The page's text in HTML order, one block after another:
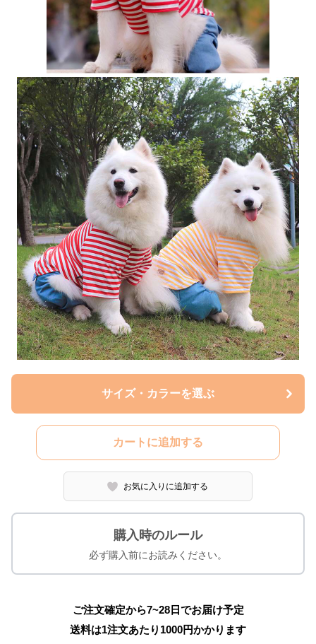
サイズ・カラーを選ぶ
カートに追加する
お気に入りに追加する
購入時のルール
必ず購入前にお読みください。
ご注文確定から7~28日でお届け予定
送料は1注文あたり 1000円かかります